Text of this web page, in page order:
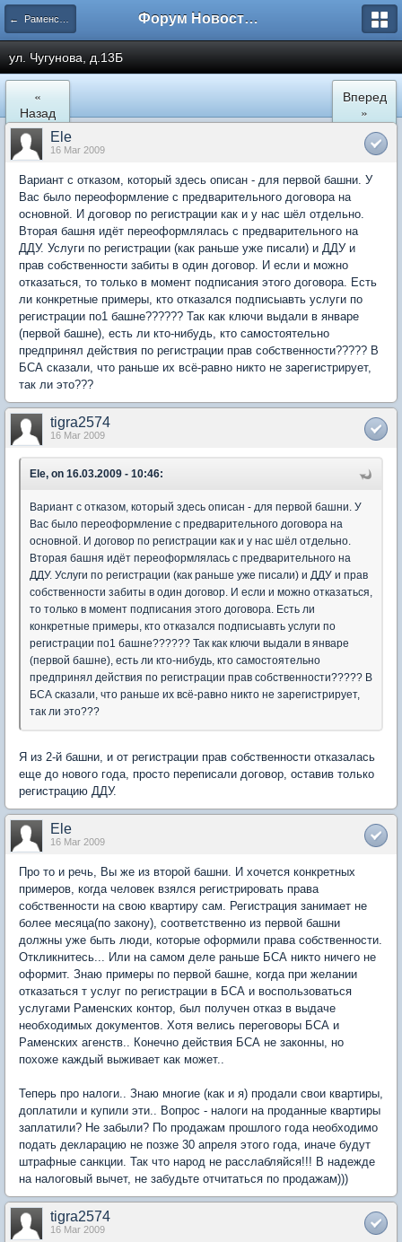
← Раменское Форум Новостройки
ул. Чугунова, д.13Б
«
Назад
Вперед
»
Ele
16 Mar 2009
Вариант с отказом, который здесь описан - для первой башни. У
Вас было переоформление с предварительного договора на
основной. И договор по регистрации как и у нас шёл отдельно.
Вторая башня идёт переоформлялась с предварительного на
ДДУ. Услуги по регистрации (как раньше уже писали) и ДДУ и
прав собственности забиты в один договор. И если и можно
отказаться, то только в момент подписания этого договора. Есть
ли конкретные примеры, кто отказался подписыавть услуги по
регистрации по1 башне?????? Так как ключи выдали в январе
(первой башне), есть ли кто-нибудь, кто самостоятельно
предпринял действия по регистрации прав собственности????? В
БСА сказали, что раньше их всё-равно никто не зарегистрирует,
так ли это???
tigra2574
16 Mar 2009
Ele, on 16.03.2009 - 10:46:
Вариант с отказом, который здесь описан - для первой башни. У
Вас было переоформление с предварительного договора на
основной. И договор по регистрации как и у нас шёл отдельно.
Вторая башня идёт переоформлялась с предварительного на
ДДУ. Услуги по регистрации (как раньше уже писали) и ДДУ и прав
собственности забиты в один договор. И если и можно отказаться,
то только в момент подписания этого договора. Есть ли
конкретные примеры, кто отказался подписыавть услуги по
регистрации по1 башне?????? Так как ключи выдали в январе
(первой башне), есть ли кто-нибудь, кто самостоятельно
предпринял действия по регистрации прав собственности????? В
БСА сказали, что раньше их всё-равно никто не зарегистрирует,
так ли это???
Я из 2-й башни, и от регистрации прав собственности отказалась
еще до нового года, просто переписали договор, оставив только
регистрацию ДДУ.
Ele
16 Mar 2009
Про то и речь, Вы же из второй башни. И хочется конкретных
примеров, когда человек взялся регистрировать права
собственности на свою квартиру сам. Регистрация занимает не
более месяца(по закону), соответственно из первой башни
должны уже быть люди, которые оформили права собственности.
Откликнитесь... Или на самом деле раньше БСА никто ничего не
оформит. Знаю примеры по первой башне, когда при желании
отказаться т услуг по регистрации в БСА и воспользоваться
услугами Раменских контор, был получен отказ в выдаче
необходимых документов. Хотя велись переговоры БСА и
Раменских агенств.. Конечно действия БСА не законны, но
похоже каждый выживает как может..
Теперь про налоги.. Знаю многие (как и я) продали свои квартиры,
доплатили и купили эти.. Вопрос - налоги на проданные квартиры
заплатили? Не забыли? По продажам прошлого года необходимо
подать декларацию не позже 30 апреля этого года, иначе будут
штрафные санкции. Так что народ не расслабляйся!!! В надежде
на налоговый вычет, не забудьте отчитаться по продажам)))
tigra2574
16 Mar 2009